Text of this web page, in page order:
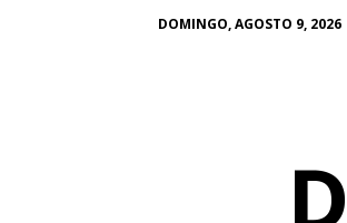
DOMINGO, AGOSTO 9, 2026